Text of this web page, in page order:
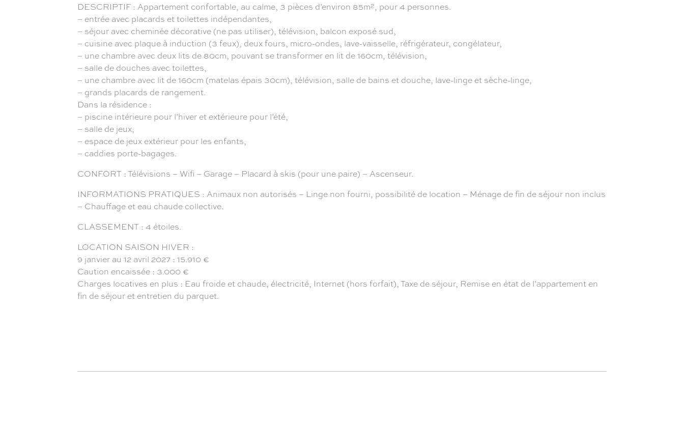
DESCRIPTIF : Appartement confortable, au calme, 3 pièces d’environ 85m², pour 4 personnes.
– entrée avec placards et toilettes indépendantes,
– séjour avec cheminée décorative (ne pas utiliser), télévision, balcon exposé sud,
– cuisine avec plaque à induction (3 feux), deux fours, micro-ondes, lave-vaisselle, réfrigérateur, congélateur,
– une chambre avec deux lits de 80cm, pouvant se transformer en lit de 160cm, télévision,
– salle de douches avec toilettes,
– une chambre avec lit de 160cm (matelas épais 30cm), télévision, salle de bains et douche, lave-linge et sèche-linge,
– grands placards de rangement.
Dans la résidence :
– piscine intérieure pour l’hiver et extérieure pour l’été,
– salle de jeux,
– espace de jeux extérieur pour les enfants,
– caddies porte-bagages.
CONFORT : Télévisions – Wifi – Garage – Placard à skis (pour une paire) – Ascenseur.
INFORMATIONS PRATIQUES : Animaux non autorisés – Linge non fourni, possibilité de location – Ménage de fin de séjour non inclus
– Chauffage et eau chaude collective.
CLASSEMENT : 4 étoiles.
LOCATION SAISON HIVER :
9 janvier au 12 avril 2027 : 15.910 €
Caution encaissée : 3.000 €
Charges locatives en plus : Eau froide et chaude, électricité, Internet (hors forfait), Taxe de séjour, Remise en état de l’appartement en
fin de séjour et entretien du parquet.